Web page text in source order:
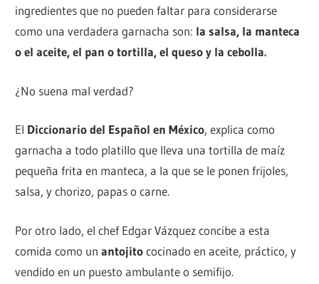
ingredientes que no pueden faltar para considerarse
como una verdadera garnacha son: la salsa, la manteca
o el aceite, el pan o tortilla, el queso y la cebolla.
¿No suena mal verdad?
El Diccionario del Español en México, explica como
garnacha a todo platillo que lleva una tortilla de maíz
pequeña frita en manteca, a la que se le ponen frijoles,
salsa, y chorizo, papas o carne.
Por otro lado, el chef Edgar Vázquez concibe a esta
comida como unantojitococinado en aceite, práctico, y
vendido en un puesto ambulante o semifijo.